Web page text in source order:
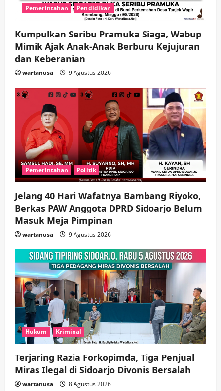
Pemerintahan Pendidikan
Kumpulkan Seribu Pramuka Siaga, Wabup
Mimik Ajak Anak-Anak Berburu Kejujuran
dan Keberanian
wartanusa 9 Agustus 2026
Pemerintahan Politik
Jelang 40 Hari Wafatnya Bambang Riyoko,
Berkas PAW Anggota DPRD Sidoarjo Belum
Masuk Meja Pimpinan ​
wartanusa 9 Agustus 2026
Hukum Kriminal
Terjaring Razia Forkopimda, Tiga Penjual
Miras Ilegal di Sidoarjo Divonis Bersalah
wartanusa 8 Agustus 2026